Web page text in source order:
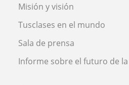
Misión y visión
Tusclases en el mundo
Sala de prensa
Informe sobre el futuro de